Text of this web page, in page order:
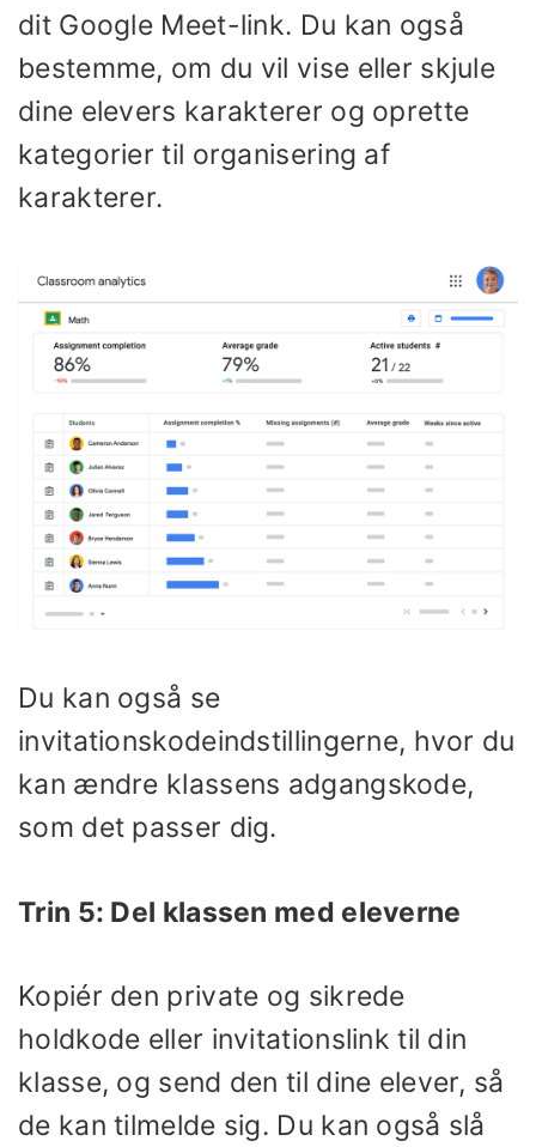
dit Google Meet-link. Du kan også
bestemme, om du vil vise eller skjule
dine elevers karakterer og oprette
kategorier til organisering af
karakterer.
Du kan også se
invitationskodeindstillingerne, hvor du
kan ændre klassens adgangskode,
som det passer dig.
Trin 5: Del klassen med eleverne
Kopiér den private og sikrede
holdkode eller invitationslink til din
klasse, og send den til dine elever, så
de kan tilmelde sig. Du kan også slå